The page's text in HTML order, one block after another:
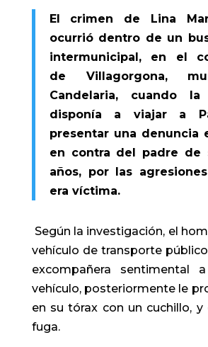
El crimen de Lina
ocurrió dentro de un
intermunicipal, en el
de Villagorgona,
Candelaria, cuando
disponía a viajar a
presentar una denuncia
en contra del padre de
años, por las
era víctima.
Según la investigación, el
vehículo de transporte
excompañera sentimental
vehículo, posteriormente le
en su tórax con un cuchillo, y
fuga.